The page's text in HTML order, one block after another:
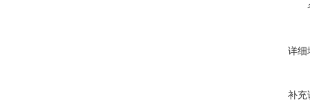
详细
补充